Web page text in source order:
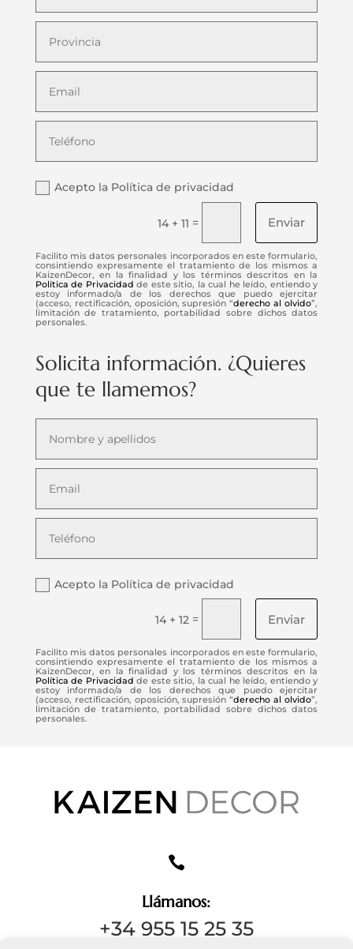
Acepto la Política de privacidad
14 + 11 = Enviar
Facilito mis datos personales incorporados en este formulario,
consintiendo expresamente el tratamiento de los mismos a
KaizenDecor, en la finalidad y los términos descritos en la
Política de Privacidad de este sitio, la cual he leído, entiendo y
estoy informado/a de los derechos que puedo ejercitar
(acceso, rectificación, oposición, supresión “derecho al olvido”,
limitación de tratamiento, portabilidad sobre dichos datos
personales.
Solicita información. ¿Quieres
que te llamemos?
Acepto la Política de privacidad
14 + 12 = Enviar
Facilito mis datos personales incorporados en este formulario,
consintiendo expresamente el tratamiento de los mismos a
KaizenDecor, en la finalidad y los términos descritos en la
Política de Privacidad de este sitio, la cual he leído, entiendo y
estoy informado/a de los derechos que puedo ejercitar
(acceso, rectificación, oposición, supresión “derecho al olvido”,
limitación de tratamiento, portabilidad sobre dichos datos
personales.

Llámanos:
+34 955 15 25 35